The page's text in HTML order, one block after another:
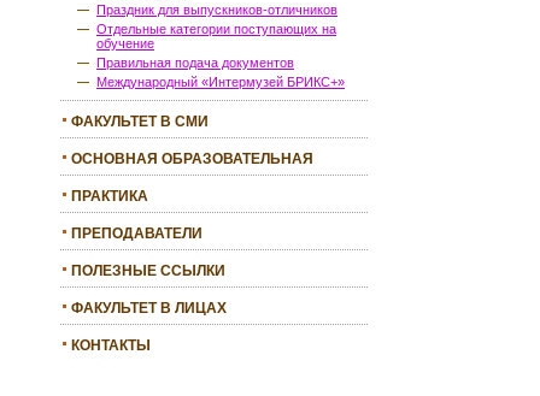
Праздник для выпускников-отличников
Отдельные категории поступающих на
обучение
Правильная подача документов
Международный «Интермузей БРИКС+»
ФАКУЛЬТЕТ В СМИ
ОСНОВНАЯ ОБРАЗОВАТЕЛЬНАЯ
ПРАКТИКА
ПРЕПОДАВАТЕЛИ
ПОЛЕЗНЫЕ ССЫЛКИ
ФАКУЛЬТЕТ В ЛИЦАХ
КОНТАКТЫ